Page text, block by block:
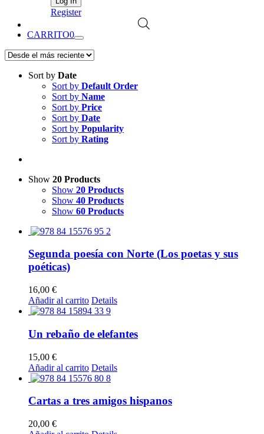
Register
CARRITO0
Sort by Date
Sort by Default Order
Sort by Name
Sort by Price
Sort by Date
Sort by Popularity
Sort by Rating
Show 20 Products
Show 20 Products
Show 40 Products
Show 60 Products
Segunda poesía con Norte (Los poetas y sus
poéticas)
16,00 €
Añadir al carrito Details
Un rebaño de elefantes
15,00 €
Añadir al carrito Details
Cartas a tres amigos hispanos
20,00 €